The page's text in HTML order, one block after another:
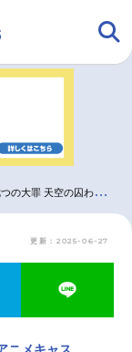
れ人｜アニメキャスト・映画・動画配信情報・最新情報一覧
更新：2025-06-27
ニメキャス